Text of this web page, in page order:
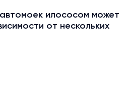
илососом может
от нескольких